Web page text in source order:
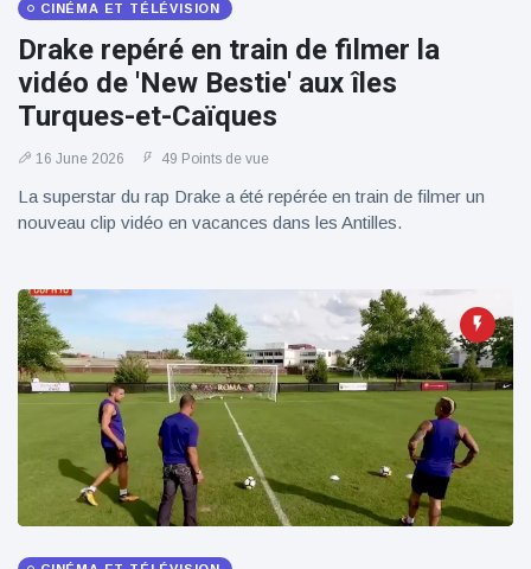
CINÉMA ET TÉLÉVISION
Drake repéré en train de filmer la
vidéo de 'New Bestie' aux îles
Turques-et-Caïques
16 June 2026 49 Points de vue
La superstar du rap Drake a été repérée en train de filmer un
nouveau clip vidéo en vacances dans les Antilles.